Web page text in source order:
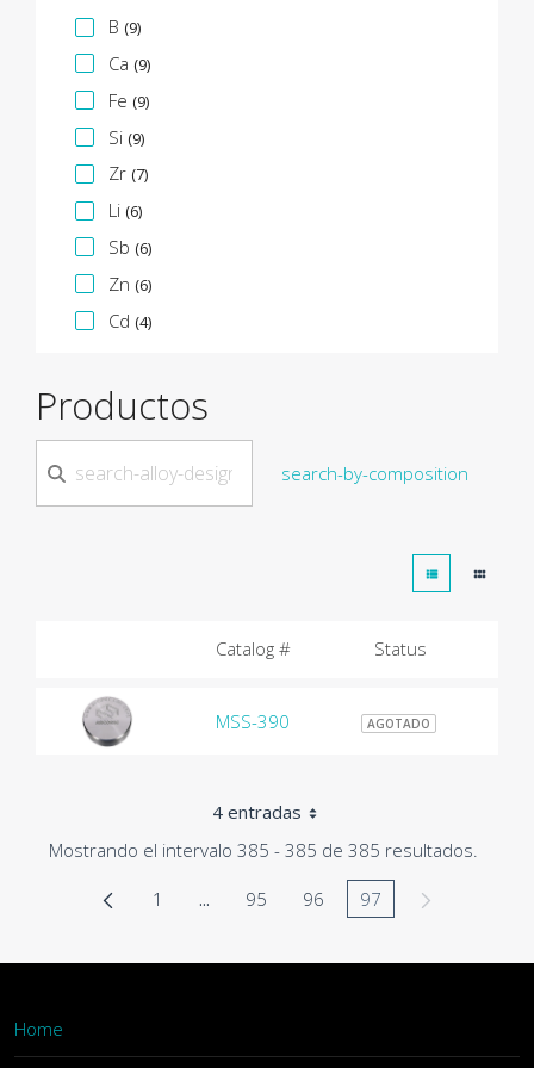
B (9)
Ca (9)
Fe (9)
Si (9)
Zr (7)
Li (6)
Sb (6)
Zn (6)
Cd (4)
Productos
search-by-composition
Catalog # Status
MSS-390 AGOTADO
4 entradas
Mostrando el intervalo 385 - 385 de 385 resultados.
Página
1 ...Páginas intermedias Use TAB para
Página
95 Página
96 Página
97
Home